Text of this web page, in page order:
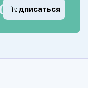
Подписаться